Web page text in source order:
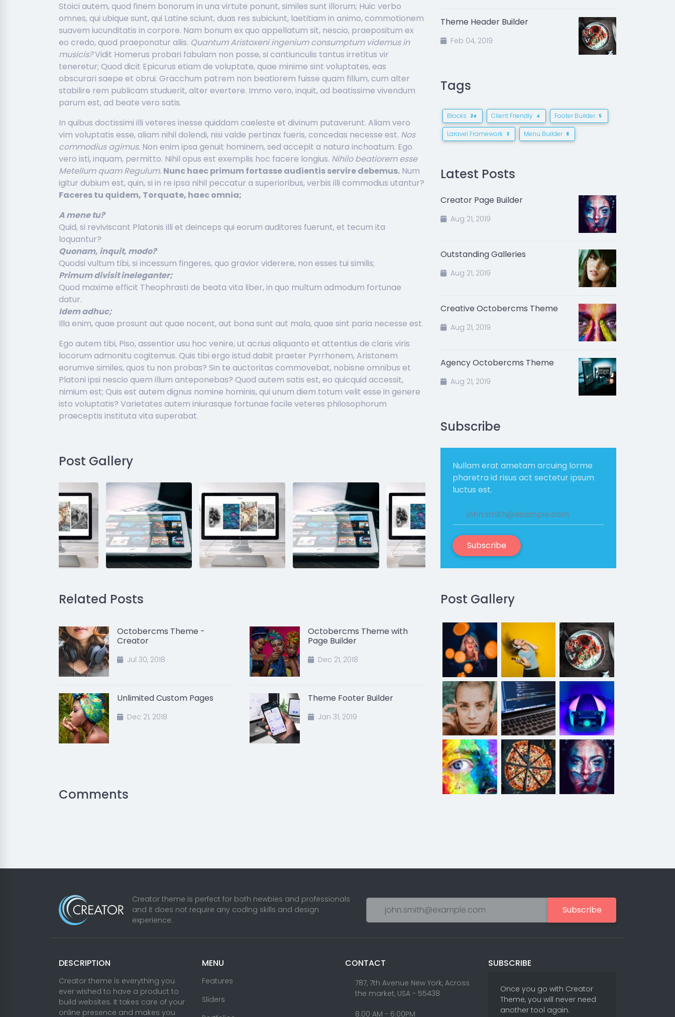
Stoici autem, quod finem bonorum in una virtute ponunt, similes sunt illorum; Huic verbo
omnes, qui ubique sunt, qui Latine sciunt, duas res subiciunt, laetitiam in animo, commotionem
suavem iucunditatis in corpore. Nam bonum ex quo appellatum sit, nescio, praepositum ex
eo credo, quod praeponatur aliis. Quantum Aristoxeni ingenium consumptum videmus in
musicis?Vidit Homerus probari fabulam non posse, si cantiunculis tantus irretitus vir
teneretur; Quod dicit Epicurus etiam de voluptate, quae minime sint voluptates, eas
obscurari saepe et obrui. Gracchum patrem non beatiorem fuisse quam fillum, cum alter
stabilire rem publicam studuerit, alter evertere. Immo vero, inquit, ad beatissime vivendum
parum est, ad beate vero satis.
In quibus doctissimi illi veteres inesse quiddam caeleste et divinum putaverunt. Aliam vero
vim voluptatis esse, aliam nihil dolendi, nisi valde pertinax fueris, concedas necesse est. Nos
commodius agimus. Non enim ipsa genuit hominem, sed accepit a natura inchoatum. Ego
vero isti, inquam, permitto. Nihil opus est exemplis hoc facere longius. Nihilo beatiorem esse
Metellum quam Regulum. Nunc haec primum fortasse audientis servire debemus. Num
igitur dubium est, quin, si in re ipsa nihil peccatur a superioribus, verbis illi commodius utantur?
Faceres tu quidem, Torquate, haec omnia;
A mene tu?
Quid, si reviviscant Platonis illi et deinceps qui eorum auditores fuerunt, et tecum ita
loquantur?
Quonam, inquit, modo?
Quodsi vultum tibi, si incessum fingeres, quo gravior viderere, non esses tui similis;
Primum divisit ineleganter;
Quod maxime efficit Theophrasti de beata vita liber, in quo multum admodum fortunae
datur.
Idem adhuc;
Illa enim, quae prosunt aut quae nocent, aut bona sunt aut mala, quae sint paria necesse est.
Ego autem tibi, Piso, assentior usu hoc venire, ut acrius aliquanto et attentius de claris viris
locorum admonitu cogitemus. Quis tibi ergo istud dabit praeter Pyrrhonem, Aristonem
eorumve similes, quos tu non probas? Sin te auctoritas commovebat, nobisne omnibus et
Platoni ipsi nescio quem illum anteponebas? Quod autem satis est, eo quicquid accessit,
nimium est; Quis est autem dignus nomine hominis, qui unum diem totum velit esse in genere
isto voluptatis? Varietates autem iniurasque fortunae facile veteres philosophorum
praeceptis instituta vita superabat.
Post Gallery
Related Posts
Octobercms Theme -
Creator
Jul 30, 2018
Unlimited Custom Pages
Dec 21, 2018
Octobercms Theme with
Page Builder
Dec 21, 2018
Theme Footer Builder
Jan 31, 2019
Comments
Theme Header Builder
Feb 04, 2019
Tags
Blocks 24 Client Friendly 4 Footer Builder 5
Laravel Framework 3 Menu Builder 8
Latest Posts
Creator Page Builder
Aug 21, 2019
Outstanding Galleries
Aug 21, 2019
Creative Octobercms Theme
Aug 21, 2019
Agency Octobercms Theme
Aug 21, 2019
Subscribe
Nullam erat ametam arcuing lorme
pharetra id risus act sectetur ipsum
luctus est.
Subscribe
Post Gallery
Creator theme is perfect for both newbies and professionals
and it does not require any coding skills and design
experience.
Subscribe
DESCRIPTION
Creator theme is everything you
ever wished to have a product to
build websites. It takes care of your
online presence and makes you
MENU
Features
Sliders
CONTACT
787, 7th Avenue New York, Across
the market, USA - 55438
8.00 AM - 6:00PM
SUBSCRIBE
Once you go with Creator
Theme, you will never need
another tool again.